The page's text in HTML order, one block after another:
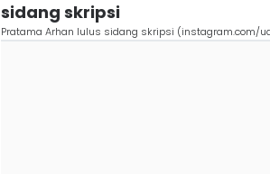
sidang skripsi
Pratama Arhan lulus sidang skripsi (instagram.com/